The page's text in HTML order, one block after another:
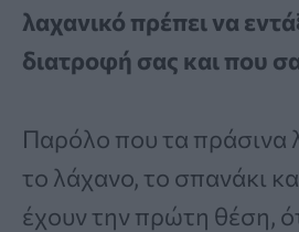
λαχανικό πρέπει να
διατροφή σας και που
Παρόλο που τα πράσινα
το λάχανο, το σπανάκι
έχουν την πρώτη θέση,